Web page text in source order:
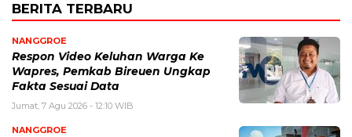
BERITA TERBARU
NANGGROE
Respon Video Keluhan Warga Ke
Wapres, Pemkab Bireuen Ungkap
Fakta Sesuai Data
Jumat, 7 Agu 2026 - 12:10 WIB
NANGGROE